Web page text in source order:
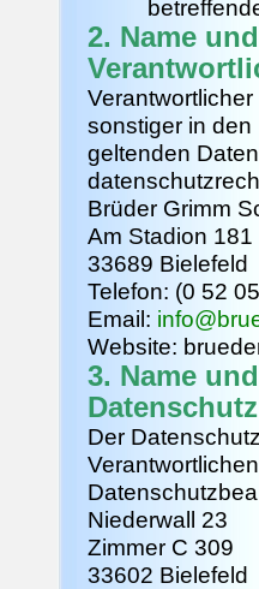
2. Name
sonstiger in
geltenden
Brüder Grimm
Am Stadion 181
33689 Bielefeld
Telefon: (0 52
Email:
Website:
3. Name
Der
Niederwall 23
Zimmer C 309
33602 Bielefeld